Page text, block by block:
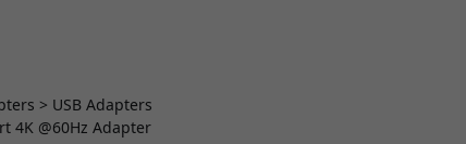
> USB Adapters
4K @60Hz Adapter